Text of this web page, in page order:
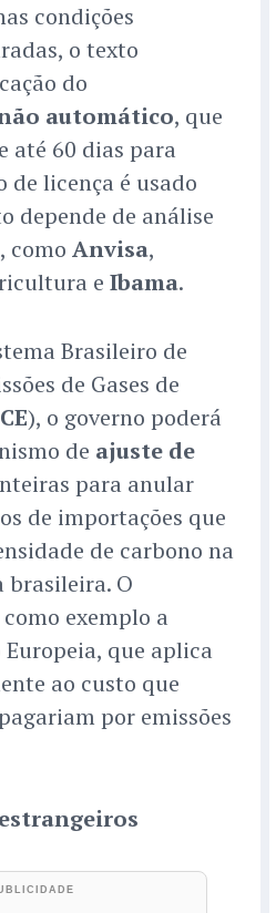
condições
o texto
do
automático, que
até 60 dias para
de licença é usado
depende de análise
como Anvisa,
e Ibama.
Brasileiro de
de Gases de
), o governo poderá
de ajuste de
para anular
de importações que
de carbono na
O
exemplo a
que aplica
ao custo que
por emissões